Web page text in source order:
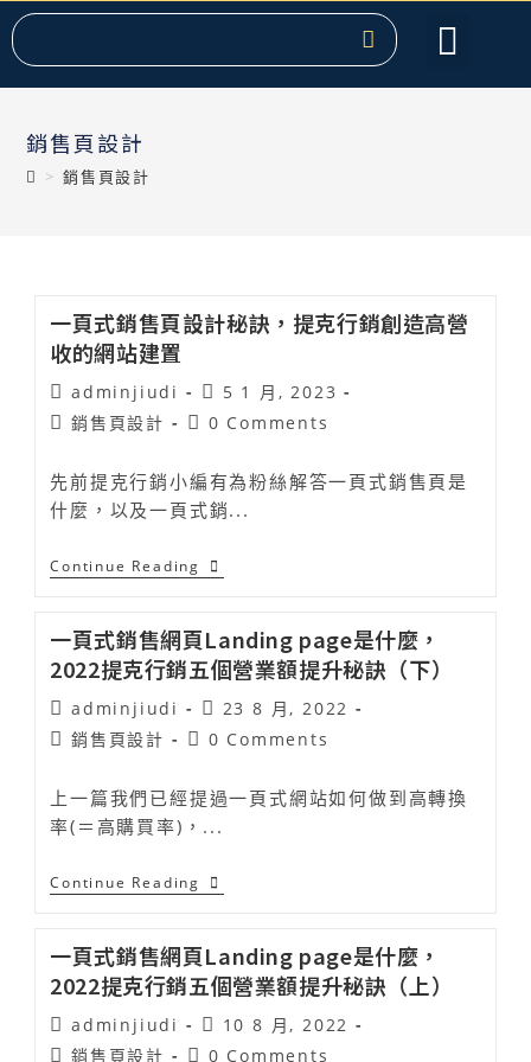
銷售頁設計
> 銷售頁設計
一頁式銷售頁設計秘訣，提克行銷創造高營
收的網站建置
adminjiudi
5 1 月, 2023
銷售頁設計
0 Comments
先前提克行銷小編有為粉絲解答一頁式銷售頁是
什麼，以及一頁式銷...
Continue Reading
一頁式銷售網頁Landing page是什麼，
2022提克行銷五個營業額提升秘訣（下）
adminjiudi
23 8 月, 2022
銷售頁設計
0 Comments
上一篇我們已經提過一頁式網站如何做到高轉換
率(＝高購買率)，...
Continue Reading
一頁式銷售網頁Landing page是什麼，
2022提克行銷五個營業額提升秘訣（上）
adminjiudi
10 8 月, 2022
銷售頁設計
0 Comments